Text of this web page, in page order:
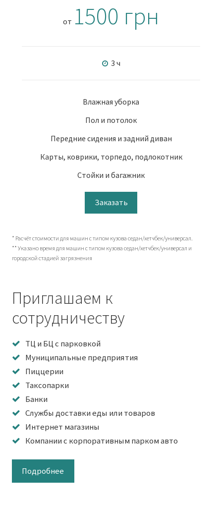
от 1500 грн
3 ч
Влажная уборка
Пол и потолок
Передние сидения и задний диван
Карты, коврики, торпедо, подлокотник
Стойки и багажник
Заказать
* Расчёт стоимости для машин с типом кузова седан/хетчбек/универсал.
** Указано время для машин с типом кузова седан/хетчбек/универсал и
городской стадией загрязнения
Приглашаем к
сотрудничеству
ТЦ и БЦ с парковкой
Муниципальные предприятия
Пиццерии
Таксопарки
Банки
Службы доставки еды или товаров
Интернет магазины
Компании с корпоративным парком авто
Подробнее